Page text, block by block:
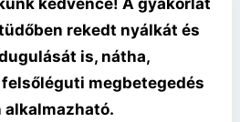
kedvence! A gyakorlat
rekedt nyálkát és
is, nátha,
megbetegedés
alkalmazható.